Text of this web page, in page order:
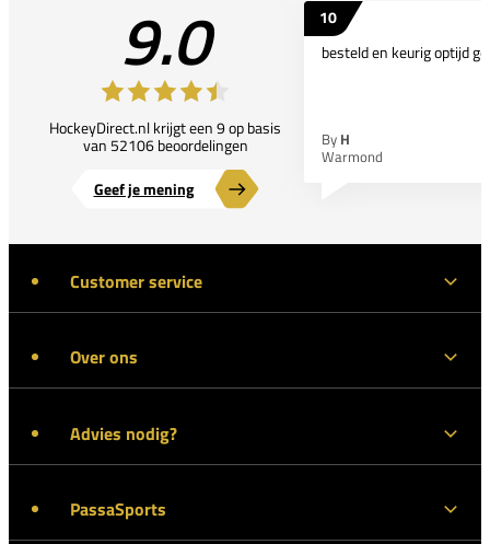
9.0
HockeyDirect.nl krijgt een 9 op basis
van 52106 beoordelingen
Geef je mening
10
besteld en keurig optijd
By H
Warmond
Customer service
Over ons
Advies nodig?
PassaSports